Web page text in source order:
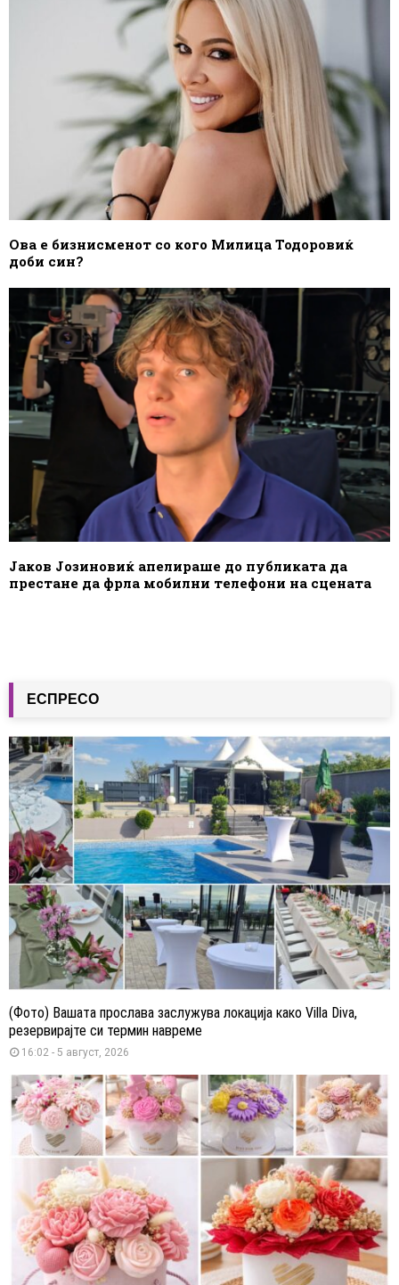
Ова е бизнисменот со кого Милица Тодоровиќ
доби син?
Јаков Јозиновиќ апелираше до публиката да
престане да фрла мобилни телефони на сцената
ЕСПРЕСО
(Фото) Вашата прослава заслужува локација како Villa Diva,
резервирајте си термин навреме
16:02 - 5 август, 2026